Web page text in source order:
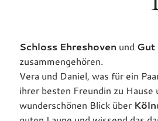
Schloss Ehreshoven und Gut
zusammengehören.
Vera und Daniel, was für ein
ihrer besten Freundin zu
wunderschönen Blick über Köln